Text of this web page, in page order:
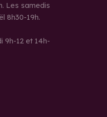
Les samedis
8h30-19h.
9h-12 et 14h-